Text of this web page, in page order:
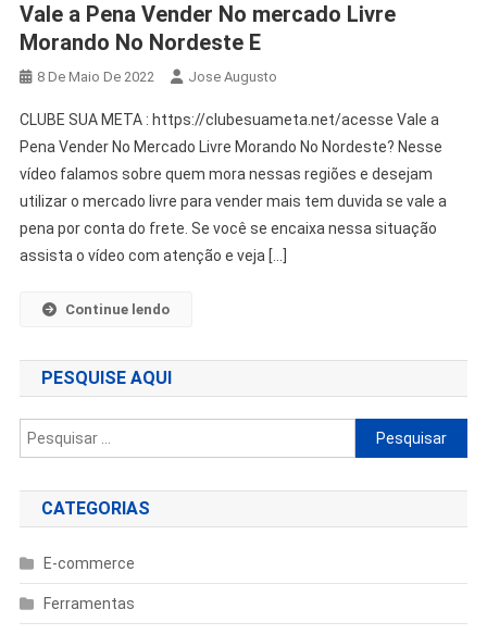
Vale a Pena Vender No mercado Livre
Morando No Nordeste E
8 De Maio De 2022 Jose Augusto
CLUBE SUA META : https://clubesuameta.net/acesse Vale a
Pena Vender No Mercado Livre Morando No Nordeste? Nesse
vídeo falamos sobre quem mora nessas regiões e desejam
utilizar o mercado livre para vender mais tem duvida se vale a
pena por conta do frete. Se você se encaixa nessa situação
assista o vídeo com atenção e veja […]
Continue lendo
PESQUISE AQUI
Pesquisar
por:
CATEGORIAS
E-commerce
Ferramentas